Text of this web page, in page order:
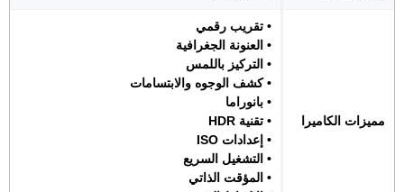
مميزات الكاميرا
• تقريب رقمي
• العنونة الجغرافية
• التركيز باللمس
• كشف الوجوه والابتسامات
• بانوراما
• تقنية HDR
• إعدادات ISO
• التشغيل السريع
• المؤقت الذاتي